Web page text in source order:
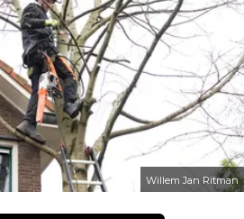
Willem Jan Ritman